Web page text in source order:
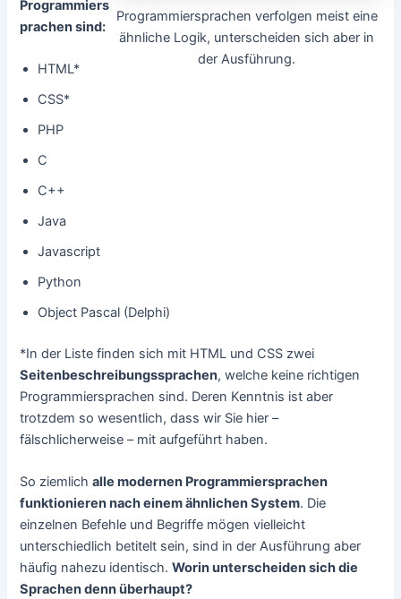
Programmiersprachen verfolgen meist eine
ähnliche Logik, unterscheiden sich aber in
der Ausführung.
Programmiers
prachen sind:
HTML*
CSS*
PHP
C
C++
Java
Javascript
Python
Object Pascal (Delphi)
*In der Liste finden sich mit HTML und CSS zwei
Seitenbeschreibungssprachen, welche keine richtigen
Programmiersprachen sind. Deren Kenntnis ist aber
trotzdem so wesentlich, dass wir Sie hier –
fälschlicherweise – mit aufgeführt haben.
So ziemlichalle modernen Programmiersprachen
funktionieren nach einem ähnlichen System. Die
einzelnen Befehle und Begriffe mögen vielleicht
unterschiedlich betitelt sein, sind in der Ausführung aber
häufig nahezu identisch.Worin unterscheiden sich die
Sprachen denn überhaupt?